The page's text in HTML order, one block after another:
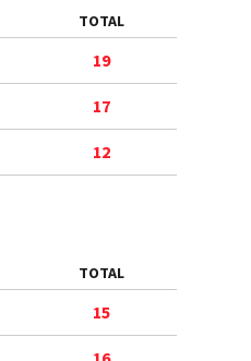
TOTAL
19
17
12
TOTAL
15